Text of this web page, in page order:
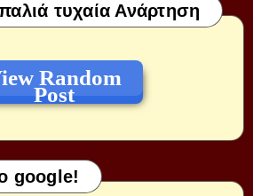
τυχαία Ανάρτηση
Random
Post
google!